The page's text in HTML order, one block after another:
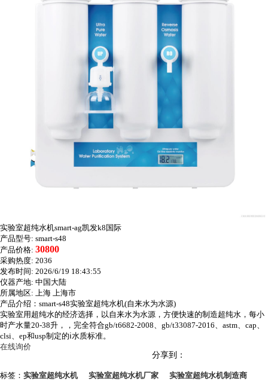
实验室超纯水机smart-ag凯发k8国际
产品型号: smart-s48
产品价格: 30800
采购热度: 2036
发布时间: 2026/6/19 18:43:55
仪器产地: 中国大陆
所属地区: 上海 上海市
产品介绍：smart-s48实验室超纯水机(自来水为水源)
实验室用超纯水的经济选择，以自来水为水源，方便快速的制造超纯水，每小
时产水量20-38升，，完全符合gb/t6682-2008、gb/t33087-2016、astm、cap、
clsi、ep和usp制定的ⅰ水质标准。
在线询价
分享到：
标签： 实验室超纯水机 实验室超纯水机厂家
实验室超纯水机制造商